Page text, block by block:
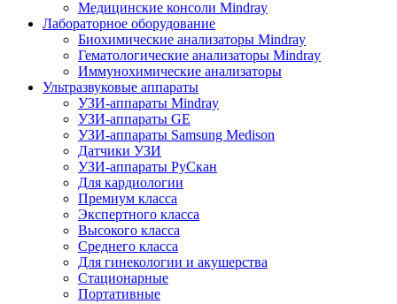
Медицинские консоли Mindray
Лабораторное оборудование
Биохимические анализаторы Mindray
Гематологические анализаторы Mindray
Иммунохимические анализаторы
Ультразвуковые аппараты
УЗИ-аппараты Mindray
УЗИ-аппараты GE
УЗИ-аппараты Samsung Medison
Датчики УЗИ
УЗИ-аппараты РуСкан
Для кардиологии
Премиум класса
Экспертного класса
Высокого класса
Среднего класса
Для гинекологии и акушерства
Стационарные
Портативные